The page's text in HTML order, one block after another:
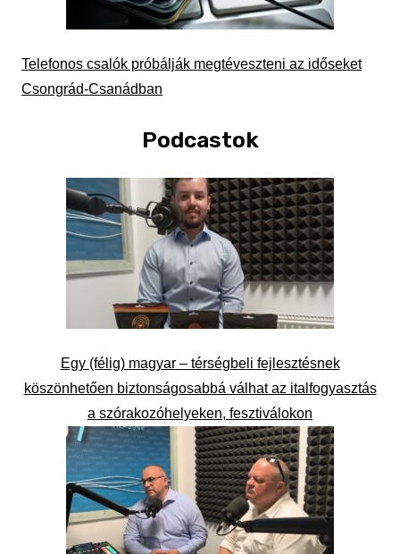
Telefonos csalók próbálják megtéveszteni az időseket
Csongrád-Csanádban
Podcastok
Egy (félig) magyar – térségbeli fejlesztésnek
köszönhetően biztonságosabbá válhat az italfogyasztás
a szórakozóhelyeken, fesztiválokon